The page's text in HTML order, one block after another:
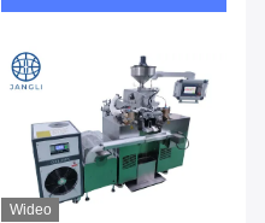
Wideo